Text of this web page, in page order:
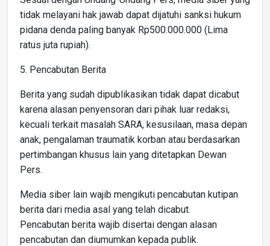
tidak melayani hak jawab dapat dijatuhi sanksi hukum
pidana denda paling banyak Rp500.000.000 (Lima
ratus juta rupiah).
5. Pencabutan Berita
Berita yang sudah dipublikasikan tidak dapat dicabut
karena alasan penyensoran dari pihak luar redaksi,
kecuali terkait masalah SARA, kesusilaan, masa depan
anak, pengalaman traumatik korban atau berdasarkan
pertimbangan khusus lain yang ditetapkan Dewan
Pers.
Media siber lain wajib mengikuti pencabutan kutipan
berita dari media asal yang telah dicabut.
Pencabutan berita wajib disertai dengan alasan
pencabutan dan diumumkan kepada publik.